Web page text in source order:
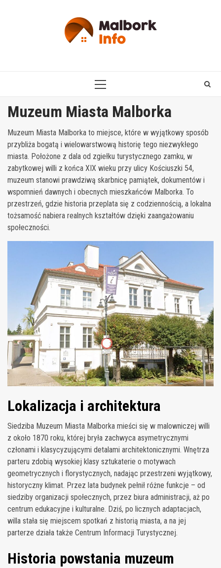
PRIMARY
Muzeum Miasta Malborka
Muzeum Miasta Malborka to miejsce, które w wyjątkowy sposób
przybliża bogatą i wielowarstwową historię tego niezwykłego
miasta. Położone z dala od zgiełku turystycznego zamku, w
zabytkowej willi z końca XIX wieku przy ulicy Kościuszki 54,
muzeum stanowi prawdziwą skarbnicę pamiątek, dokumentów i
wspomnień dawnych i obecnych mieszkańców Malborka. To
przestrzeń, gdzie historia przeplata się z codziennością, a lokalna
tożsamość nabiera realnych kształtów dzięki zaangażowaniu
społeczności.
Lokalizacja i architektura
Siedziba Muzeum Miasta Malborka mieści się w malowniczej willi
z około 1870 roku, której bryła zachwyca asymetrycznymi
członami i klasycyzującymi detalami architektonicznymi. Wnętrza
parteru zdobią wysokiej klasy sztukaterie o motywach
geometrycznych i florystycznych, nadając przestrzeni wyjątkowy,
historyczny klimat. Przez lata budynek pełnił różne funkcje – od
siedziby organizacji społecznych, przez biura administracji, aż po
centrum edukacyjne i kulturalne. Dziś, po licznych adaptacjach,
willa stała się miejscem spotkań z historią miasta, a na jej
parterze działa także Centrum Informacji Turystycznej.
Historia powstania muzeum